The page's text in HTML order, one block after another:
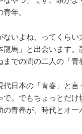
年。
いよね、ってくら
馬」と出会います
での間の二人の「青
日本の「青春」と
。でもちょっとだ
青春が、時代とオ